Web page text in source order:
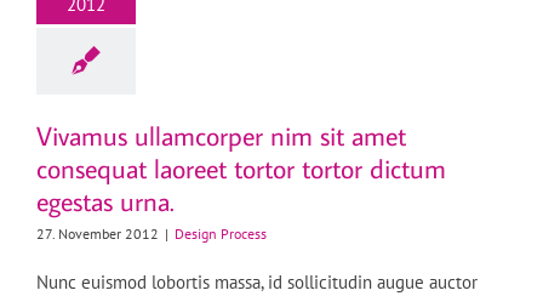
2012
Vivamus ullamcorper nim sit amet
consequat laoreet tortor tortor dictum
egestas urna.
27. November 2012 | Design Process
Nunc euismod lobortis massa, id sollicitudin augue auctor